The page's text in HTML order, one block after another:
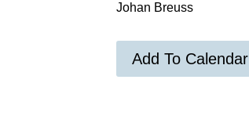
Johan Breuss
Add To Calendar